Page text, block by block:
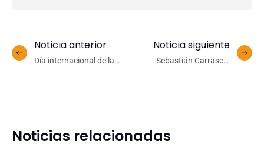
Noticia anterior
Día internacional de la
Noticia siguiente
Sebastián Carrasco:
Noticias relacionadas